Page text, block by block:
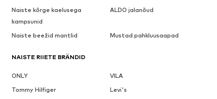
Naiste kõrge kaelusega
kampsunid
ALDO jalanõud
Naiste beežid mantlid Mustad pahkluusaapad
NAISTE RIIETE BRÄNDID
ONLY
VILA
Tommy Hilfiger
Levi's